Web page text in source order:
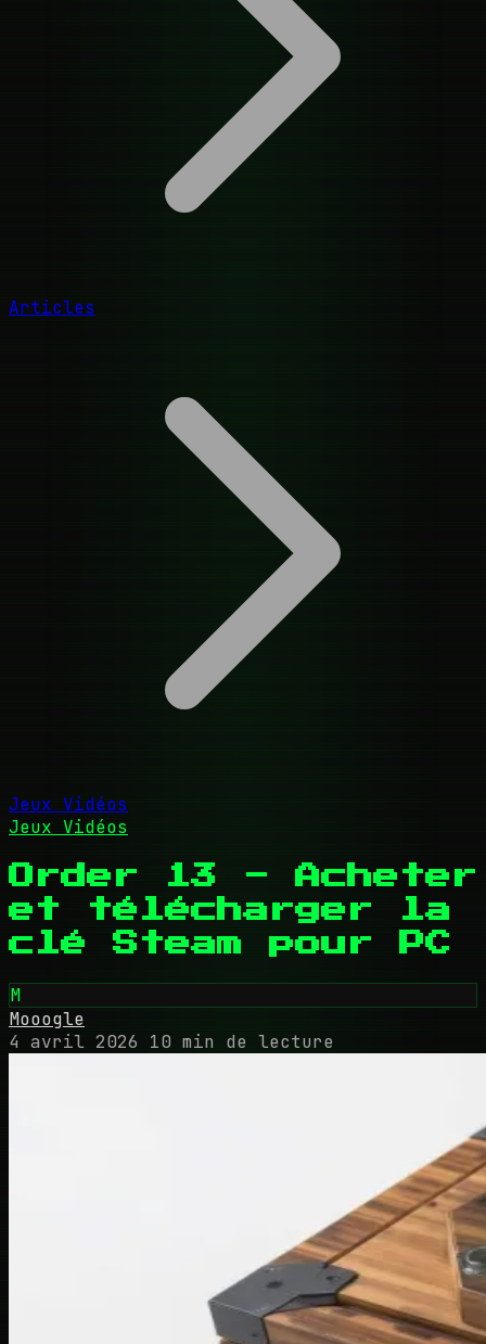
Articles
Jeux Vidéos
Jeux Vidéos
Order 13 - Acheter
et télécharger la
clé Steam pour PC
M
Mooogle
4 avril 2026
10 min de lecture